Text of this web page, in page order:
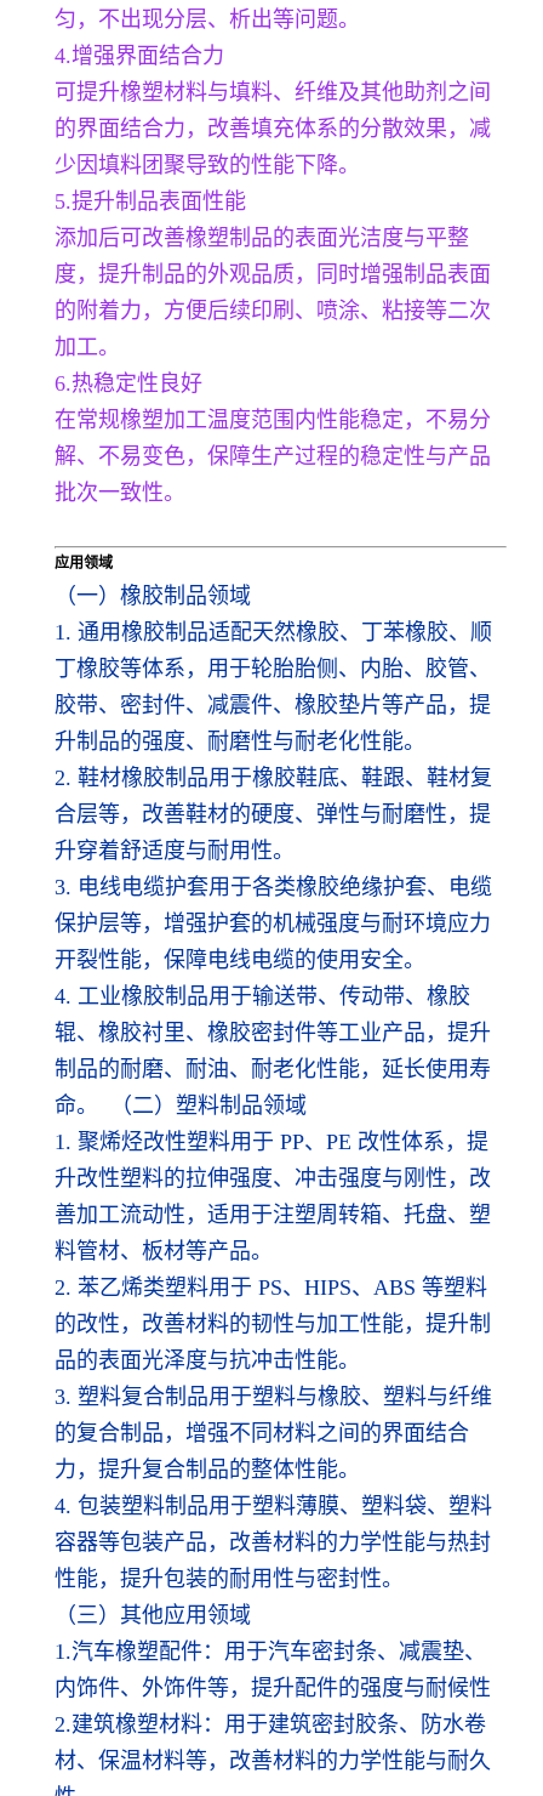
匀，不出现分层、析出等问题。
4.增强界面结合力
可提升橡塑材料与填料、纤维及其他助剂之间
的界面结合力，改善填充体系的分散效果，减
少因填料团聚导致的性能下降。
5.提升制品表面性能
添加后可改善橡塑制品的表面光洁度与平整
度，提升制品的外观品质，同时增强制品表面
的附着力，方便后续印刷、喷涂、粘接等二次
加工。
6.热稳定性良好
在常规橡塑加工温度范围内性能稳定，不易分
解、不易变色，保障生产过程的稳定性与产品
批次一致性。
应用领域
（一）橡胶制品领域
1. 通用橡胶制品适配天然橡胶、丁苯橡胶、顺
丁橡胶等体系，用于轮胎胎侧、内胎、胶管、
胶带、密封件、减震件、橡胶垫片等产品，提
升制品的强度、耐磨性与耐老化性能。
2. 鞋材橡胶制品用于橡胶鞋底、鞋跟、鞋材复
合层等，改善鞋材的硬度、弹性与耐磨性，提
升穿着舒适度与耐用性。
3. 电线电缆护套用于各类橡胶绝缘护套、电缆
保护层等，增强护套的机械强度与耐环境应力
开裂性能，保障电线电缆的使用安全。
4. 工业橡胶制品用于输送带、传动带、橡胶
辊、橡胶衬里、橡胶密封件等工业产品，提升
制品的耐磨、耐油、耐老化性能，延长使用寿
命。 （二）塑料制品领域
1. 聚烯烃改性塑料用于 PP、PE 改性体系，提
升改性塑料的拉伸强度、冲击强度与刚性，改
善加工流动性，适用于注塑周转箱、托盘、塑
料管材、板材等产品。
2. 苯乙烯类塑料用于 PS、HIPS、ABS 等塑料
的改性，改善材料的韧性与加工性能，提升制
品的表面光泽度与抗冲击性能。
3. 塑料复合制品用于塑料与橡胶、塑料与纤维
的复合制品，增强不同材料之间的界面结合
力，提升复合制品的整体性能。
4. 包装塑料制品用于塑料薄膜、塑料袋、塑料
容器等包装产品，改善材料的力学性能与热封
性能，提升包装的耐用性与密封性。
（三）其他应用领域
1.汽车橡塑配件：用于汽车密封条、减震垫、
内饰件、外饰件等，提升配件的强度与耐候性
2.建筑橡塑材料：用于建筑密封胶条、防水卷
材、保温材料等，改善材料的力学性能与耐久